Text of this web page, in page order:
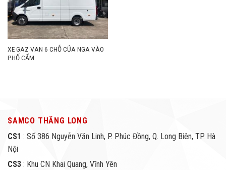
XE GAZ VAN 6 CHỖ CỦA NGA VÀO
PHỐ CẤM
SAMCO THĂNG LONG
CS1 : Số 386 Nguyễn Văn Linh, P. Phúc Đồng, Q. Long Biên, TP. Hà
Nội
CS3 : Khu CN Khai Quang, Vĩnh Yên